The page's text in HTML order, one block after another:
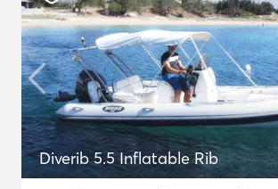
Diverib 5.5 Inflatable Rib